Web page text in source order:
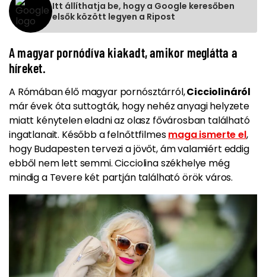
Itt állíthatja be, hogy a Google keresőben
elsők között legyen a Ripost
A magyar pornódíva kiakadt, amikor meglátta a
híreket.
A Rómában élő magyar pornósztárról,Cicciolináról
már évek óta suttogták, hogy nehéz anyagi helyzete
miatt kénytelen eladni az olasz fővárosban található
ingatlanait. Később a felnőttfilmesmaga ismerte el,
hogy Budapesten tervezi a jövőt, ám valamiért eddig
ebből nem lett semmi. Cicciolina székhelye még
mindig a Tevere két partján található örök város.